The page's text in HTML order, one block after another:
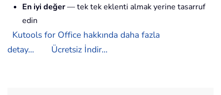
En iyi değer— tek tek eklenti almak yerine tasarruf
edin
Kutools for Office hakkında daha fazla
detay...
Ücretsiz İndir...